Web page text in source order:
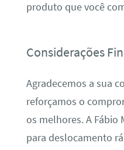
produto que você
Considerações
Agradecemos a sua
reforçamos o
os melhores. A Fábio
para deslocamento